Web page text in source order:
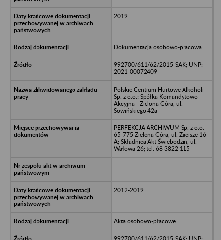
2019
Dokumentacja osobowo-płacowa
992700/611/62/2015-SAK; UNP:
2021-00072409
Polskie Centrum Hurtowe Alkoholi
Sp. z o.o.; Spółka Komandytowo-
Akcyjna - Zielona Góra, ul.
Sowińskiego 42a
PERFEKCJA ARCHIWUM Sp. z o.o.
65-775 Zielona Góra, ul. Zacisze 16
A; Składnica Akt Świebodzin, ul.
Wałowa 26; tel. 68 3822 115
2012-2019
Akta osobowo-płacowe
992700/611/62/2015-SAK; UNP: